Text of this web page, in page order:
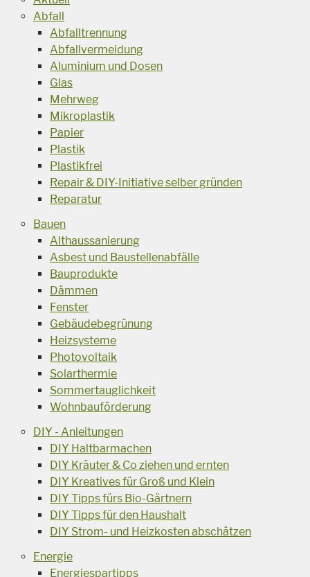
Abfall
Abfalltrennung
Abfallvermeidung
Aluminium und Dosen
Glas
Mehrweg
Mikroplastik
Papier
Plastik
Plastikfrei
Repair & DIY-Initiative selber gründen
Reparatur
Bauen
Althaussanierung
Asbest und Baustellenabfälle
Bauprodukte
Dämmen
Fenster
Gebäudebegrünung
Heizsysteme
Photovoltaik
Solarthermie
Sommertauglichkeit
Wohnbauförderung
DIY - Anleitungen
DIY Haltbarmachen
DIY Kräuter & Co ziehen und ernten
DIY Kreatives für Groß und Klein
DIY Tipps fürs Bio-Gärtnern
DIY Tipps für den Haushalt
DIY Strom- und Heizkosten abschätzen
Energie
Energiespartipps